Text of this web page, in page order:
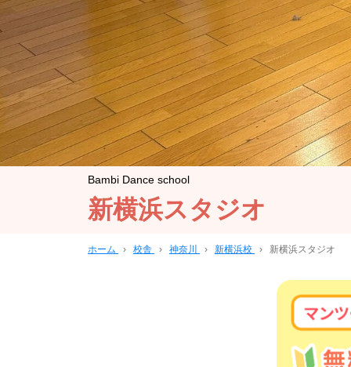
Bambi Dance school
新横浜スタジオ
ホーム › 校舎 › 神奈川 › 新横浜校 › 新横浜スタジオ